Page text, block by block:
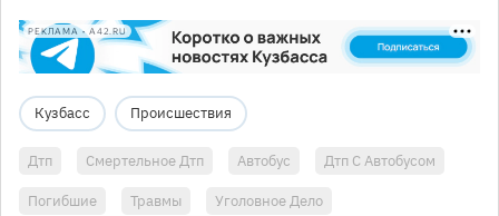
РЕКЛАМА • A42.RU
Кузбасс Происшествия
Дтп Смертельное Дтп Автобус Дтп С Автобусом
Погибшие Травмы Уголовное Дело